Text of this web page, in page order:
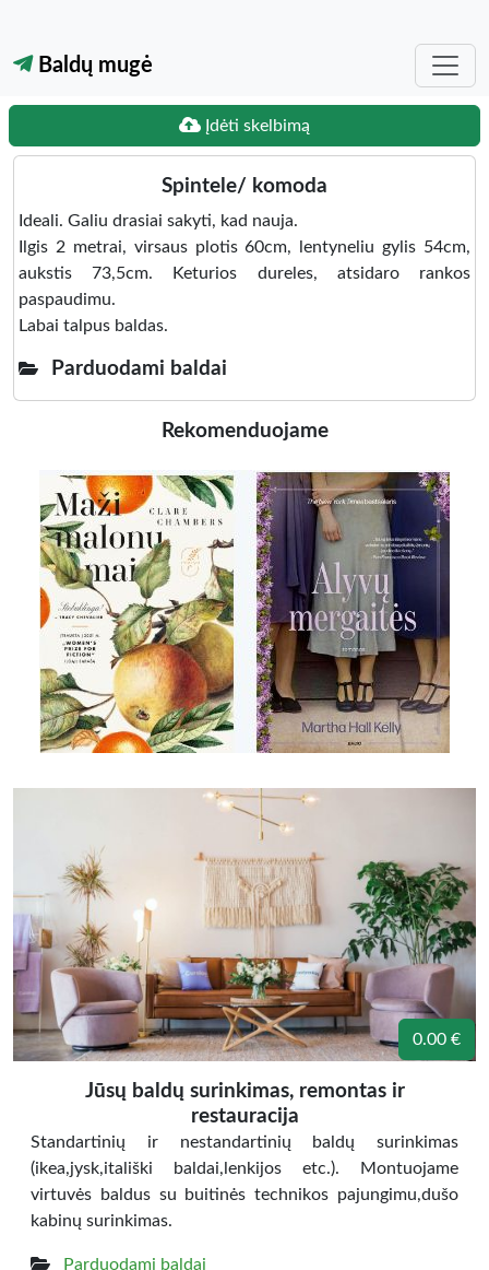
Baldų mugė
Įdėti skelbimą
Spintele/ komoda
Ideali. Galiu drasiai sakyti, kad nauja.
Ilgis 2 metrai, virsaus plotis 60cm, lentyneliu gylis 54cm,
aukstis 73,5cm. Keturios dureles, atsidaro rankos
paspaudimu.
Labai talpus baldas.
Parduodami baldai
Rekomenduojame
0.00 €
Jūsų baldų surinkimas, remontas ir
restauracija
Standartinių ir nestandartinių baldų surinkimas
(ikea,jysk,itališki baldai,lenkijos etc.). Montuojame
virtuvės baldus su buitinės technikos pajungimu,dušo
kabinų surinkimas.
Parduodami baldai